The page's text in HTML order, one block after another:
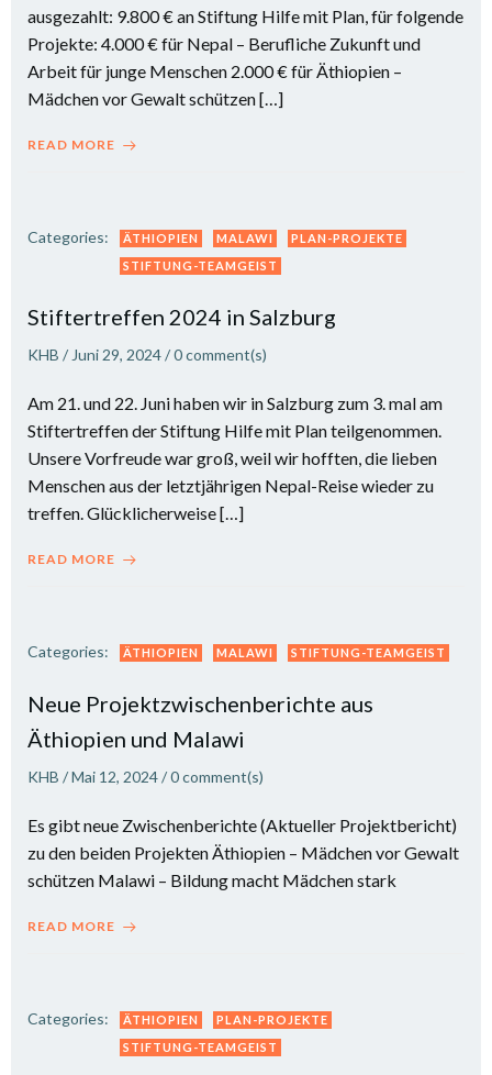
ausgezahlt: 9.800 € an Stiftung Hilfe mit Plan, für folgende
Projekte: 4.000 € für Nepal – Berufliche Zukunft und
Arbeit für junge Menschen 2.000 € für Äthiopien –
Mädchen vor Gewalt schützen […]
READ MORE
Categories: ÄTHIOPIEN MALAWI
PLAN-PROJEKTE
STIFTUNG-TEAMGEIST
Stiftertreffen 2024 in Salzburg
KHB / Juni 29, 2024/0comment(s)
Am 21. und 22. Juni haben wir in Salzburg zum 3. mal am
Stiftertreffen der Stiftung Hilfe mit Plan teilgenommen.
Unsere Vorfreude war groß, weil wir hofften, die lieben
Menschen aus der letztjährigen Nepal-Reise wieder zu
treffen. Glücklicherweise […]
READ MORE
Categories: ÄTHIOPIEN MALAWI STIFTUNG-TEAMGEIST
Neue Projektzwischenberichte aus
Äthiopien und Malawi
KHB /Mai 12, 2024/0comment(s)
Es gibt neue Zwischenberichte (Aktueller Projektbericht)
zu den beiden Projekten Äthiopien – Mädchen vor Gewalt
schützen Malawi – Bildung macht Mädchen stark
READ MORE
Categories: ÄTHIOPIEN
PLAN-PROJEKTE
STIFTUNG-TEAMGEIST